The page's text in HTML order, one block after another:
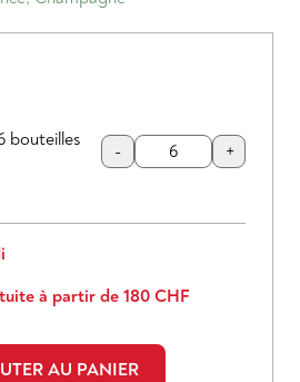
bouteilles
- +
à partir de 180 CHF
AU PANIER